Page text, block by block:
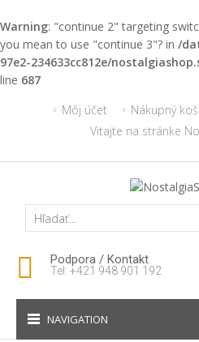
Warning: "continue 2" targeting
you mean to use "continue 3"? in /
97e2-234633cc812e/
line 687
Môj účet
Nákupný
Vitajte na stránke
Podpora / Kontakt
Tel: +421 948 901 192
NAVIGATION